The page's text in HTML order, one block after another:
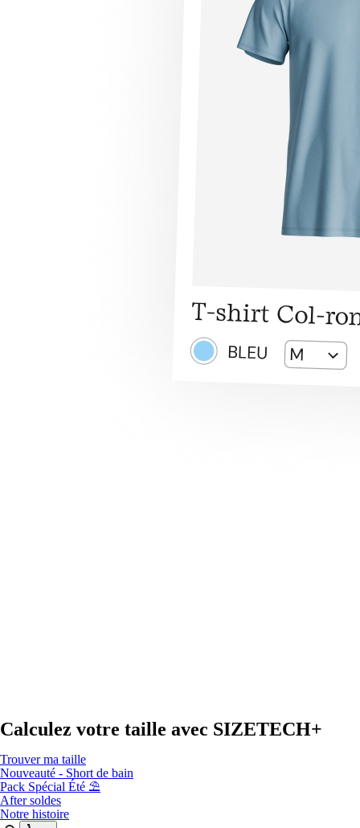
Calculez votre taille avec SIZETECH+
Trouver ma taille
Nouveauté - Short de bain
Pack Spécial Été ⛱️
After soldes
Notre histoire